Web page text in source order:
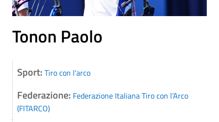
Tonon Paolo
Sport: Tiro con l'arco
Federazione: Federazione Italiana Tiro con l’Arco
(FITARCO)